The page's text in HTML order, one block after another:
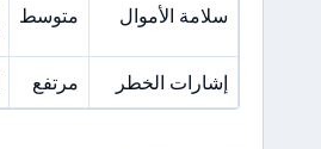
سلامة الأموال متوسط
إشارات الخطر
مرتفع